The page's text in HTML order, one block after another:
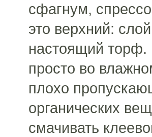
сфагнум,
это верхний:
настоящий торф.
просто во
плохо
органических
смачивать